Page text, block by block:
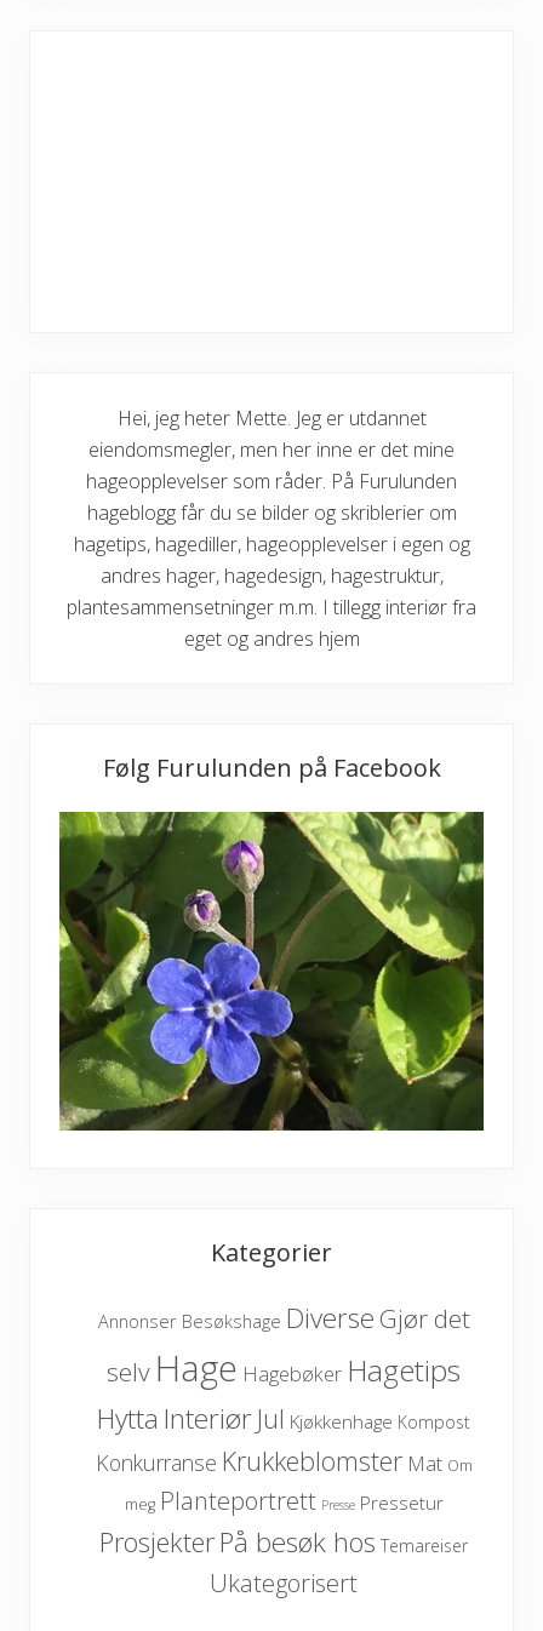
Hei, jeg heter Mette. Jeg er utdannet
eiendomsmegler, men her inne er det mine
hageopplevelser som råder. På Furulunden
hageblogg får du se bilder og skriblerier om
hagetips, hagediller, hageopplevelser i egen og
andres hager, hagedesign, hagestruktur,
plantesammensetninger m.m. I tillegg interiør fra
eget og andres hjem
Følg Furulunden på Facebook
Kategorier
Annonser Besøkshage Diverse Gjør det
selv Hage Hagebøker Hagetips
Hytta Interiør Jul Kjøkkenhage Kompost
Konkurranse Krukkeblomster Mat Om
meg Planteportrett Presse Pressetur
ProsjekterPå besøk hos Temareiser
Ukategorisert